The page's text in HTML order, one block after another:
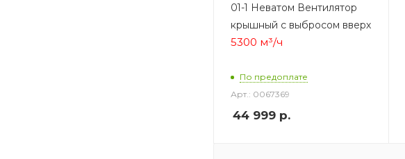
01-1 Неватом Вентилятор
крышный с выбросом вверх
5300 м³/ч
По предоплате
Арт.: 0067369
44 999 р.